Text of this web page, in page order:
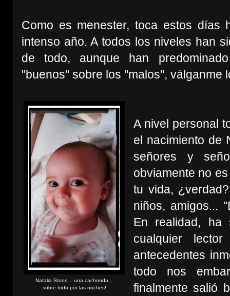
Como es menester, toca estos días
intenso año. A todos los niveles han
de todo, aunque han
"buenos" sobre los "malos", válganme
Natalia Stone... una cachonda...
sobre todo por las noches!
A nivel personal
el nacimiento de
señores y
obviamente no
tu vida,
niños, amigos...
En realidad, ha
cualquier
antecedentes
todo nos
finalmente salió